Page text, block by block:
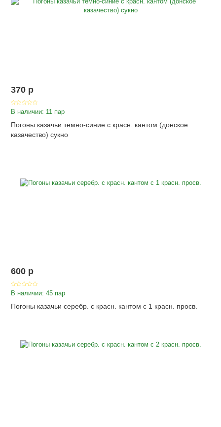
370 p
В наличии: 11 пар
Погоны казачьи темно-синие с красн. кантом (донское
казачество) сукно
600 p
В наличии: 45 пар
Погоны казачьи серебр. с красн. кантом с 1 красн. просв.